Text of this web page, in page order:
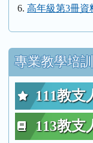
高年級第3冊資
專業教學培
111教支
113教支